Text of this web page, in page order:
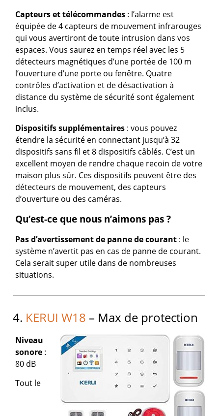
Capteurs et télécommandes : l’alarme est
équipée de 4 capteurs de mouvement infrarouges
qui vous avertiront de toute intrusion dans vos
espaces. Vous saurez en temps réel avec les 5
détecteurs magnétiques d’une portée de 100 m
l’ouverture d’une porte ou fenêtre. Quatre
contrôles d’activation et de désactivation à
distance du système de sécurité sont également
inclus.
Dispositifs supplémentaires : vous pouvez
étendre la sécurité en connectant jusqu’à 32
dispositifs sans fil et 8 dispositifs câblés. C’est un
excellent moyen de rendre chaque recoin de votre
maison plus sûr. Ces dispositifs peuvent être des
détecteurs de mouvement, des capteurs
d’ouverture ou des caméras.
Qu’est-ce que nous n’aimons pas ?
Pas d’avertissement de panne de courant : le
système n’avertit pas en cas de panne de courant.
Cela serait super utile dans de nombreuses
situations.
4. KERUI W18 – Max de protection
Niveau
sonore :
80 dB
Tout le